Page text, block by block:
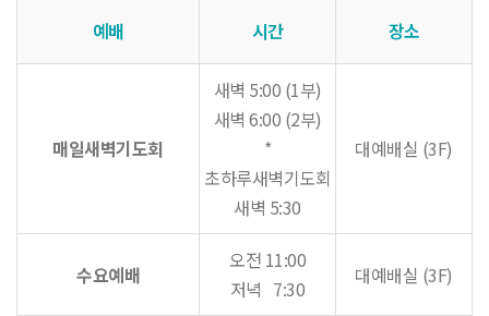
예배 시간 장소
매일새벽기도회
새벽 5:00 (1부)
새벽 6:00 (2부)
*
초하루새벽기도회
새벽 5:30
대예배실 (3F)
수요예배
오전 11:00
저녁 7:30
대예배실 (3F)